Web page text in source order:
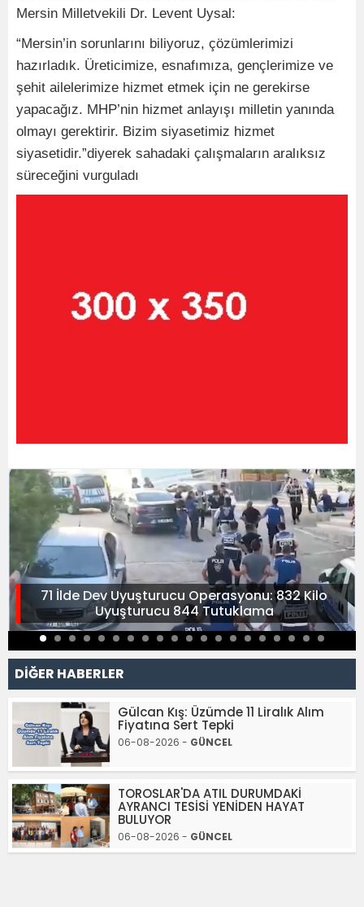
Mersin Milletvekili Dr. Levent Uysal:
“Mersin’in sorunlarını biliyoruz, çözümlerimizi
hazırladık. Üreticimize, esnafımıza, gençlerimize ve
şehit ailelerimize hizmet etmek için ne gerekirse
yapacağız. MHP’nin hizmet anlayışı milletin yanında
olmayı gerektirir. Bizim siyasetimiz hizmet
siyasetidir.”diyerek sahadaki çalışmaların aralıksız
süreceğini vurguladı
71 İlde Dev Uyuşturucu Operasyonu: 832 Kilo
Uyuşturucu 844 Tutuklama
DİĞER HABERLER
Gülcan Kış: Üzümde 11 Liralık Alım
Fiyatına Sert Tepki
06-08-2026 - GÜNCEL
TOROSLAR'DA ATIL DURUMDAKİ
AYRANCI TESİSİ YENİDEN HAYAT
BULUYOR
06-08-2026 - GÜNCEL